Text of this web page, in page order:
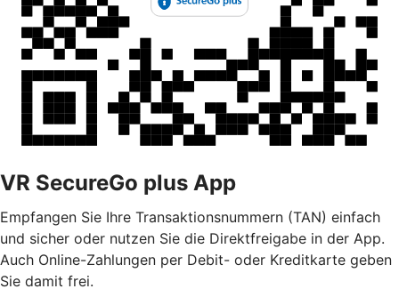
VR SecureGo plus App
Empfangen Sie Ihre Transaktionsnummern (TAN) einfach
und sicher oder nutzen Sie die Direktfreigabe in der App.
Auch Online-Zahlungen per Debit- oder Kreditkarte geben
Sie damit frei.